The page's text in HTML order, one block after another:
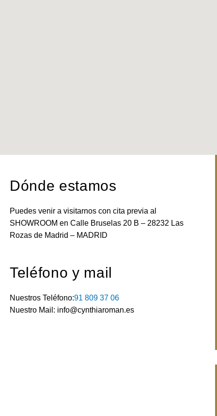
Dónde estamos
Puedes venir a visitarnos con cita previa al
SHOWROOM en Calle Bruselas 20 B – 28232 Las
Rozas de Madrid – MADRID
Teléfono y mail
Nuestros Teléfono:91 809 37 06
Nuestro Mail: info@cynthiaroman.es